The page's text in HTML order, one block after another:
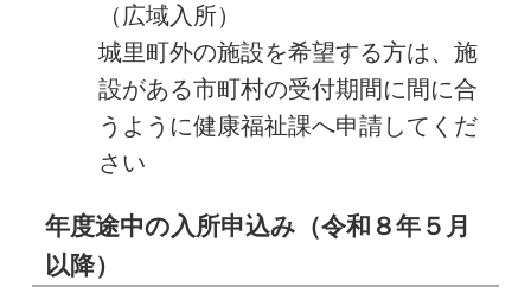
（広域入所）
城里町外の施設を希望する方は、施
設がある市町村の受付期間に間に合
うように健康福祉課へ申請してくだ
さい
年度途中の入所申込み（令和８年５月
以降）